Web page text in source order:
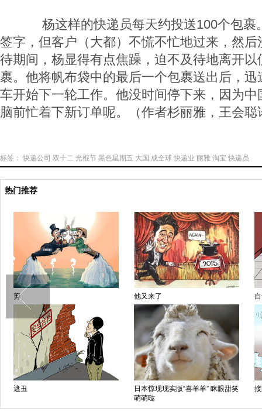
杨这样的快递员每天约投送100个包裹
签字，但客户（大都）不慌不忙地过来，然
待期间，杨显得有点焦躁，迫不及待地离开
裹。他将帆布袋中的最后一个包裹送出后，
车开始下一轮工作。他没时间停下来，因为
脑前忙着下新订单呢。（作者杉丽雅，王会聪
标签： 快递公司 双十二 光棍节 黑色星期五 大国 成全球 快递业 丽雅 淘宝 快递员
热门推荐
剪 他又来了
遮丑
日本惊现现实版“喜羊羊” 眯眼甜笑
萌萌哒